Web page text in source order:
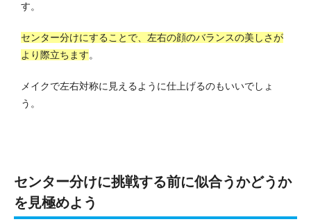
す。
センター分けにすることで、左右の顔のバランスの美しさが
より際立ちます。
メイクで左右対称に見えるように仕上げるのもいいでしょ
う。
センター分けに挑戦する前に似合うかどうか
を見極めよう